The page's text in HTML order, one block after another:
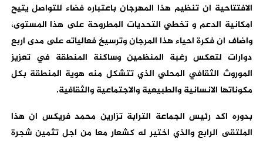
الافتتاحية ان تنظيم هذا المهرجان باعتباره فضاء للتواصل يتيح
امكانية الدعم و تخطي التحديات المطروحة على هذا المستوى،
واضاف ان فكرة احياء هذا المرجان وترسيخ فعالياته على مدى اربع
دوارات لتعكس رغبة المنظمين وساكنة المنطقة في تعزيز
الموروث الثقافي المحلي الذي تتشكل منه هوية المنطقة بكل
مكوناتها الانسانية والطبيعية والاجتماعية والثقافية.
بدوره اكد رئيس الجماعة الترابة تزارين محمد فريكس ان هذا
الملتقى الرابع والذي اختير له كشعار معا من اجل تثمين شجرة